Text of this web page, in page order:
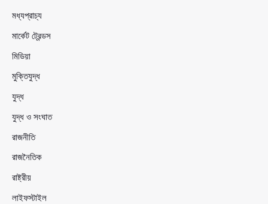
মধ্যপ্রাচ্য
মার্কেট ট্রেন্ডস
মিডিয়া
মুক্তিযুদ্ধ
যুদ্ধ
যুদ্ধ ও সংঘাত
রাজনীতি
রাজনৈতিক
রাষ্ট্রীয়
লাইফস্টাইল